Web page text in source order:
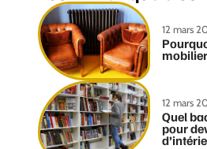
12 mars
12 mars
Quel
pour